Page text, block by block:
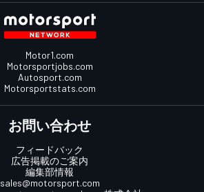
Motor1.com
Motorsportjobs.com
Autosport.com
Motorsportstats.com
お問い合わせ
フィードバック
広告掲載のご案内
編集部情報
sales@motorsport.com